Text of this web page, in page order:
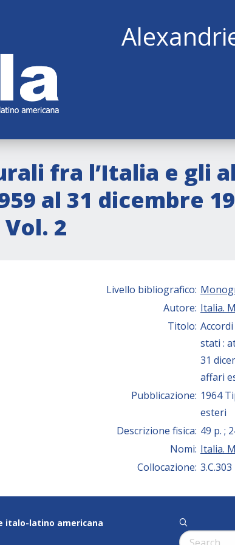
fra l’Italia e gli
al 31 dicembre
2
Livello bibliografico:
Autore: Italia.
Titolo:
stati :
31
affari
Pubblicazione: 1964
esteri
Descrizione fisica: 49 p. ;
Nomi: Italia.
Collocazione: 3.C.303
italo-latino americana
q
Cerca: